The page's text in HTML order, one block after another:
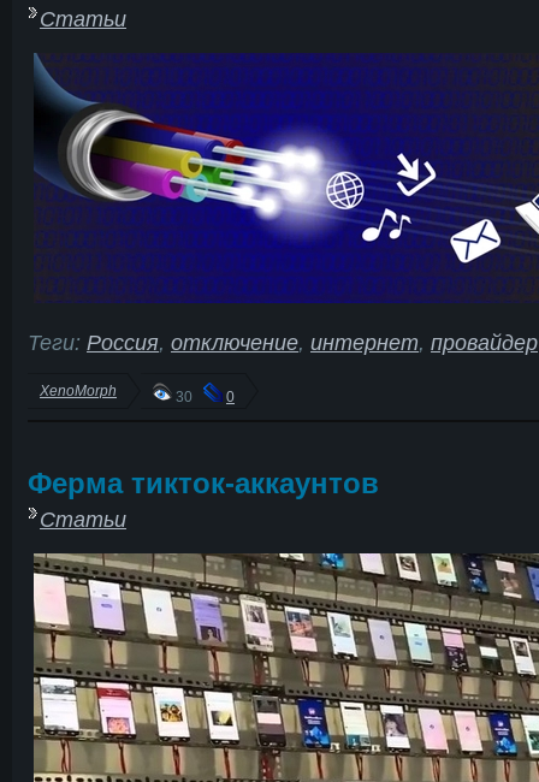
Статьи
Теги: Россия, отключение, интернет, провайдер
XenoMorph 30 0
Ферма тикток-аккаунтов
Статьи